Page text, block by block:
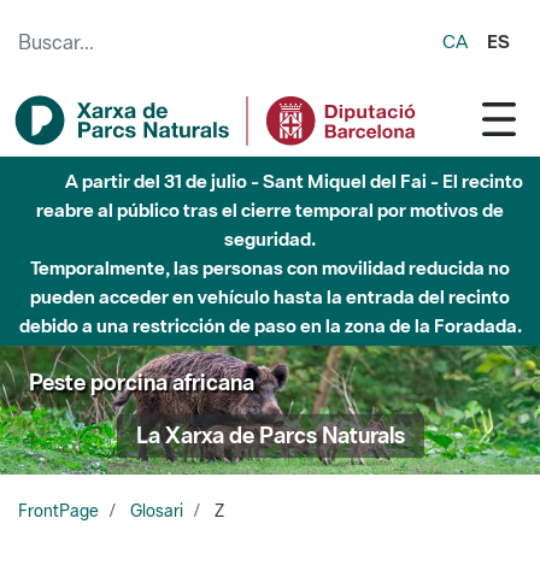
CA ES
A partir del 31 de julio - Sant Miquel del Fai - El recinto
reabre al público tras el cierre temporal por motivos de
seguridad.
Temporalmente, las personas con movilidad reducida no
pueden acceder en vehículo hasta la entrada del recinto
debido a una restricción de paso en la zona de la Foradada.
Peste porcina africana
La Xarxa de Parcs Naturals
FrontPage Glosari Z